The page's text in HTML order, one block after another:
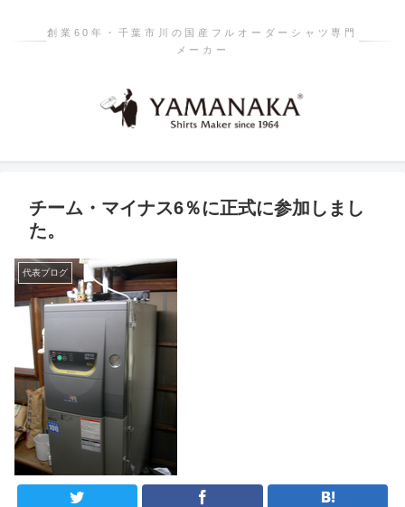
創業60年・千葉市川の国産フルオーダーシャツ専門
メーカー
チーム・マイナス6％に正式に参加しまし
た。
代表ブログ